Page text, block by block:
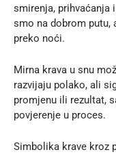
smirenja, prihvaćanja
smo na dobrom putu,
preko noći.
Mirna krava u snu
razvijaju polako, ali
promjenu ili rezultat,
povjerenje u proces.
Simbolika krave kroz